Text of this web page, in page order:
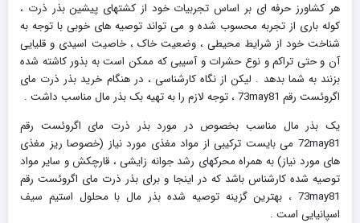
هر کشاورز حرفه ای بر اساس تجربیات خود از کشتهای پیشین بذر ذرت ،
کوله باری از تجربه محسوب شده و می تواند توصیه های خوبی با توجه به
شناخت خود از شرایط محیطی ، وضعیت خاک ، خاصیت اسیدی و قلیایی
آن و حتی تراکم و نوع حشرات و آسیبی که ممکن است به بذور کاشته شده
بزنند به شما بدهد . لیکن از نگاه کارشناسی ، در هنگام خرید بذر ذرت مای
اگروئست رقم 73may81 ، توجه لازم را به تهیه بک بذر مال مناسب داشت .
یک بذر مال مناسب بخصوص در مورد بذر ذرت مای اگروئست رقم
72may81 می بایست ترکیبی از مواد مغذی مورد نیاز (خصوصا ریز مغذی
های مورد نیاز) به همراه محرکهای رشد جوانه زایشی ، قارچکش و سایر مواد
توصیه شده کارشناس باشد که در اینجا و برای بذر ذرت مای اگروئست رقم
73may81 ، بهترین گزینه توصیه شده بذر مال با محلول استیم سیف
اسپانیایی است .